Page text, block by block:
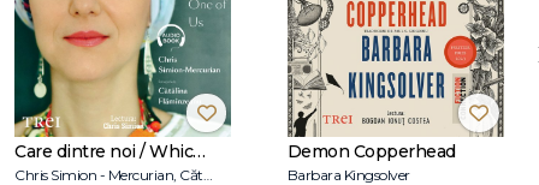
Care dintre noi / Which One of Us Demon Copperhead
Barbara Kingsolver